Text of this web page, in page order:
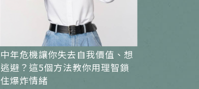
中年危機讓你失去自我價值、想
逃避？這5個方法教你用理智鎖
住爆炸情緒